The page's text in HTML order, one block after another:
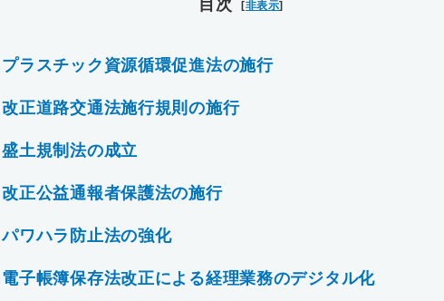
目次 [非表示]
プラスチック資源循環促進法の施行
改正道路交通法施行規則の施行
盛土規制法の成立
改正公益通報者保護法の施行
パワハラ防止法の強化
電子帳簿保存法改正による経理業務のデジタル化